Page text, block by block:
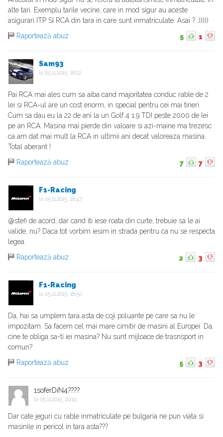
alte tari. Exemplu tarile vecine, care in mod sigur au aceste
asigurari ITP SI RCA din tara in care sunt inmatriculate. Asai ? :)))))
Raportează abuz
5 1
Sam93
la 05.11.2015, 18:22
Pai RCA mai ales cum sa aiba cand majoritatea conduc rable de 2
lei si RCA-ul are un cost enorm, in special pentru cei mai tineri.
Cum sa dau eu la 22 de ani la un Golf 4 1.9 TDI peste 2000 de lei
pe an RCA. Masina mai pierde din valoare si azi-maine ma trezesc
ca am dat mai mult la RCA in ultimii ani decat valoreaza masina.
Total aberant !
Raportează abuz
7 7
F1-Racing
la 05.11.2015, 18:47
@stefi de acord, dar cand iti iese roata din curte, trebuie sa le ai
valide, nu? Daca tot vorbim iesim in strada pentru ca nu se respecta
legea.
Raportează abuz
2 3
F1-Racing
la 05.11.2015, 18:50
Da, hai sa umplem tara asta de coji poluante pe care sa nu le
impozitam. Sa facem cel mai mare cimitir de masini al Europei. Da,
cine te obliga sa-ti iei masina? Nu sunt mijloace de trasnsport in
comun?
Raportează abuz
5 3
1soferDiN4????
la 05.11.2015, 20:19
Dar cate jeguri cu rable inmatriculate pe bulgaria ne pun viata si
masinile in pericol in tara asta???